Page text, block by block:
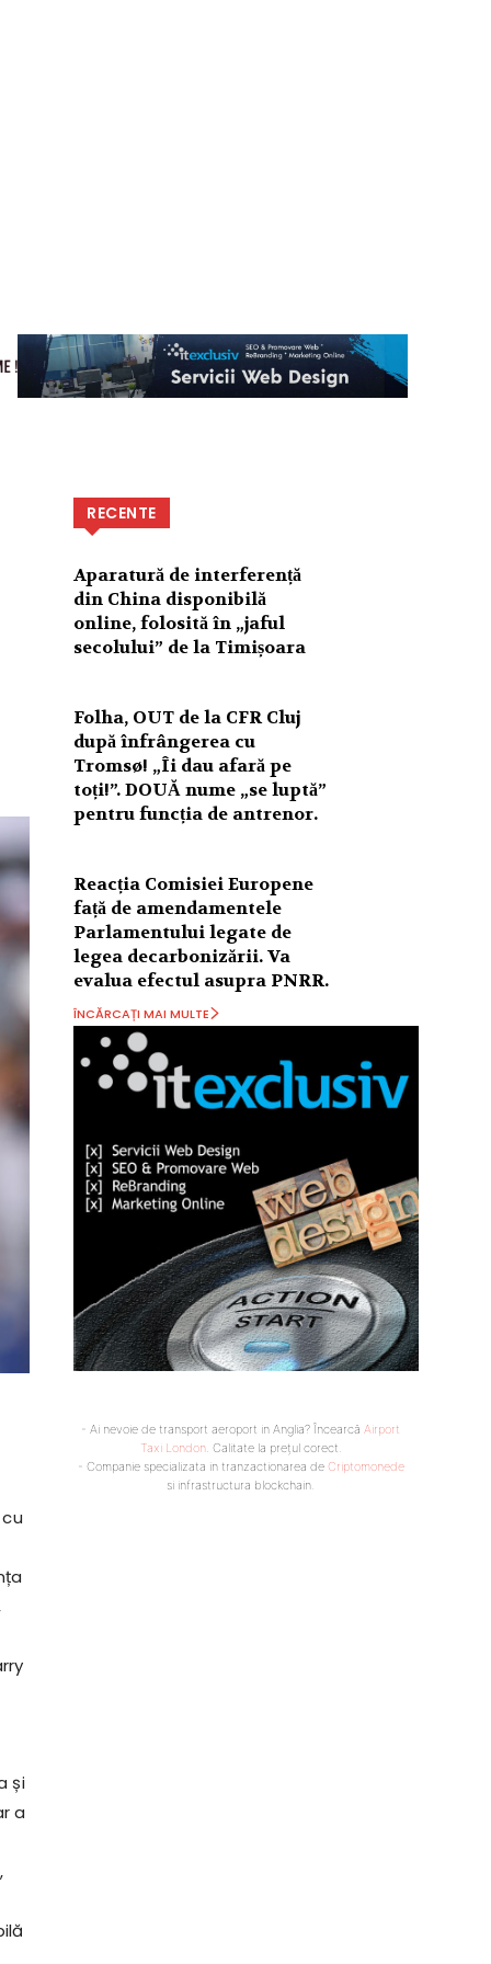
și
a
RECENTE
Aparatură de interferență
din China disponibilă
online, folosită în „jaful
secolului” de la Timișoara
Folha, OUT de la CFR Cluj
după înfrângerea cu
Tromsø! „Îi dau afară pe
toți!”. DOUĂ nume „se luptă”
pentru funcția de antrenor.
Reacția Comisiei Europene
față de amendamentele
Parlamentului legate de
legea decarbonizării. Va
evalua efectul asupra PNRR.
ÎNCĂRCAȚI MAI MULTE
- Ai nevoie de transport aeroport in Anglia? Încearcă Airport
Taxi London. Calitate la prețul corect.
- Companie specializata in tranzactionarea de Criptomonede
si infrastructura blockchain.